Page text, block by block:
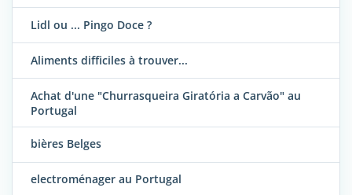
Lidl ou ... Pingo Doce ?
Aliments difficiles à trouver...
Achat d'une "Churrasqueira Giratória a Carvão" au
Portugal
bières Belges
electroménager au Portugal